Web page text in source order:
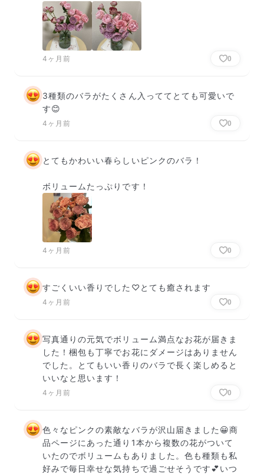
4ヶ月前 0
3種類のバラがたくさん入っててとても可愛いで
す😊
4ヶ月前 0
とてもかわいい春らしいピンクのバラ！
ボリュームたっぷりです！
4ヶ月前 0
すごくいい香りでした♡とても癒されます
4ヶ月前 0
写真通りの元気でボリューム満点なお花が届きま
した！梱包も丁寧でお花にダメージはありません
でした。とてもいい香りのバラで長く楽しめると
いいなと思います！
4ヶ月前 0
色々なピンクの素敵なバラが沢山届きました😀商
品ページにあった通り1本から複数の花がついて
いたのでボリュームもありました。色も種類も私
好みで毎日幸せな気持ちで過ごせそうです💕いつ